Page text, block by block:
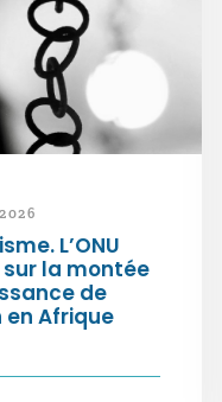
L’ONU
la montée
de
en Afrique